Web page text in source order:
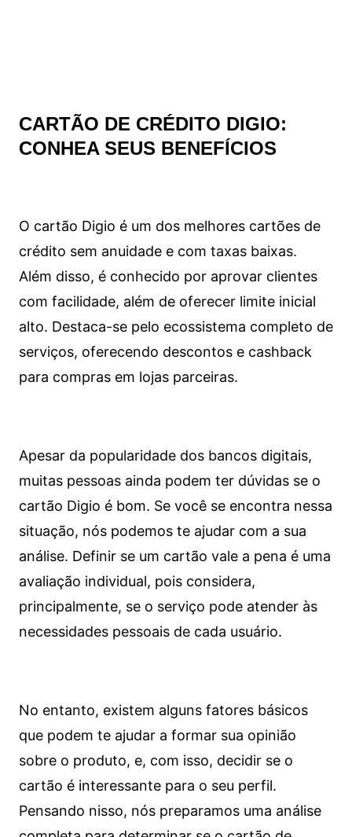
CARTÃO DE CRÉDITO DIGIO:
CONHEA SEUS BENEFÍCIOS
O cartão Digio é um dos melhores cartões de
crédito sem anuidade e com taxas baixas.
Além disso, é conhecido por aprovar clientes
com facilidade, além de oferecer limite inicial
alto. Destaca-se pelo ecossistema completo de
serviços, oferecendo descontos e cashback
para compras em lojas parceiras.
Apesar da popularidade dos bancos digitais,
muitas pessoas ainda podem ter dúvidas se o
cartão Digio é bom. Se você se encontra nessa
situação, nós podemos te ajudar com a sua
análise. Definir se um cartão vale a pena é uma
avaliação individual, pois considera,
principalmente, se o serviço pode atender às
necessidades pessoais de cada usuário.
No entanto, existem alguns fatores básicos
que podem te ajudar a formar sua opinião
sobre o produto, e, com isso, decidir se o
cartão é interessante para o seu perfil.
Pensando nisso, nós preparamos uma análise